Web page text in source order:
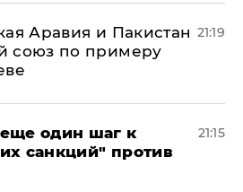
Аравия и Пакистан
союз по примеру
21:19
один шаг к
санкций" против
21:15